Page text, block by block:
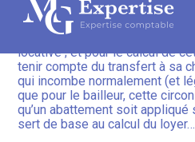
Aller
La locataire réclame un
loyer… Plus exactement, elle
loyer du bail renouvelé doit
locative ; et pour le calcul de
tenir compte du transfert à sa
qui incombe normalement (et
que pour le bailleur, cette
qu’un abattement soit
sert de base au calcul du loyer…